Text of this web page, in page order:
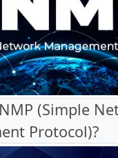
(Simple
Protocol)?